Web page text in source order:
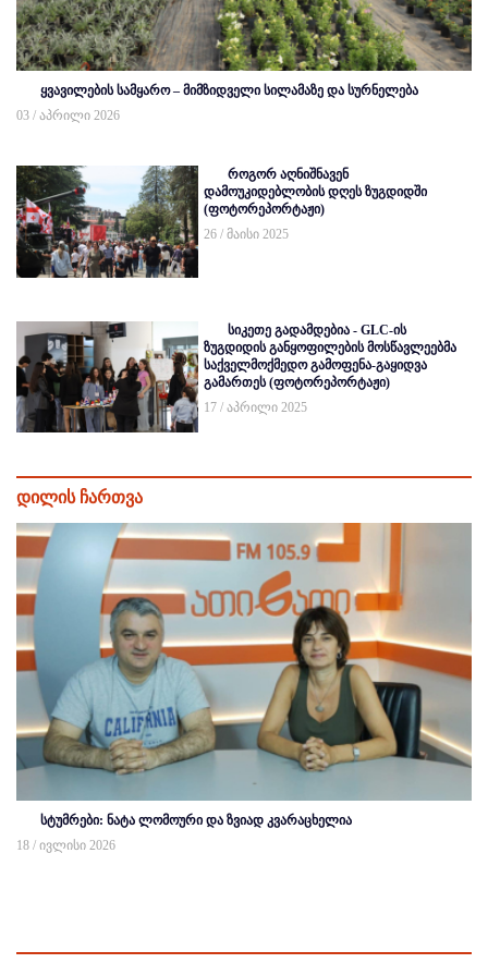
ყვავილების სამყარო – მიმზიდველი სილამაზე და სურნელება
03 / აპრილი 2026
როგორ აღნიშნავენ
დამოუკიდებლობის დღეს ზუგდიდში
(ფოტორეპორტაჟი)
26 / მაისი 2025
სიკეთე გადამდებია - GLC-ის
ზუგდიდის განყოფილების მოსწავლეებმა
საქველმოქმედო გამოფენა-გაყიდვა
გამართეს (ფოტორეპორტაჟი)
17 / აპრილი 2025
დილის ჩართვა
სტუმრები: ნატა ლომოური და ზვიად კვარაცხელია
18 / ივლისი 2026